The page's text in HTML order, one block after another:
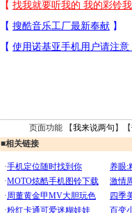
页面功能 【我来说两句 】【
■相关链接